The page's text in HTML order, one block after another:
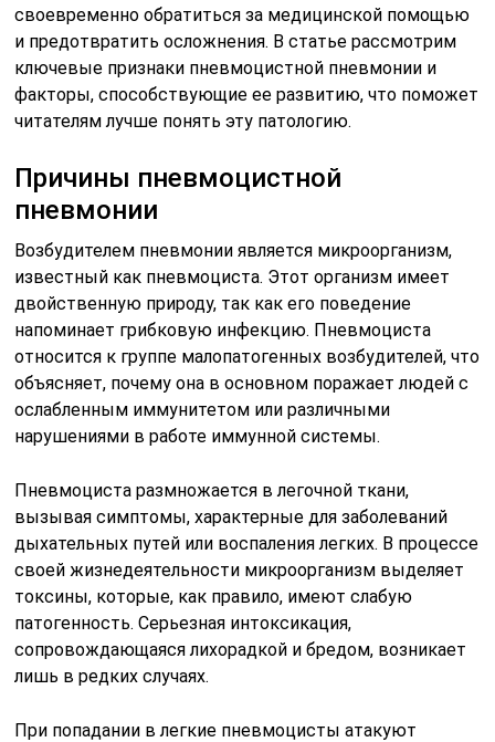
своевременно обратиться за медицинской помощью
и предотвратить осложнения. В статье рассмотрим
ключевые признаки пневмоцистной пневмонии и
факторы, способствующие ее развитию, что поможет
читателям лучше понять эту патологию.
Причины пневмоцистной
пневмонии
Возбудителем пневмонии является микроорганизм,
известный как пневмоциста. Этот организм имеет
двойственную природу, так как его поведение
напоминает грибковую инфекцию. Пневмоциста
относится к группе малопатогенных возбудителей, что
объясняет, почему она в основном поражает людей с
ослабленным иммунитетом или различными
нарушениями в работе иммунной системы.
Пневмоциста размножается в легочной ткани,
вызывая симптомы, характерные для заболеваний
дыхательных путей или воспаления легких. В процессе
своей жизнедеятельности микроорганизм выделяет
токсины, которые, как правило, имеют слабую
патогенность. Серьезная интоксикация,
сопровождающаяся лихорадкой и бредом, возникает
лишь в редких случаях.
При попадании в легкие пневмоцисты атакуют